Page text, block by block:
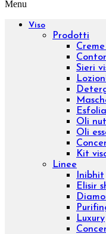
Gambe
Epilazione
Proteggere
Scolpire
Ridurre
Visualizza
La tua pelle
Pelle secca
Pelle
Pelle
Pelle grassa
Tecnologie
Beauty &
Medical
Ebook e Video
ID 16301 –
ID 15001 –
dei Bonus
Chroma